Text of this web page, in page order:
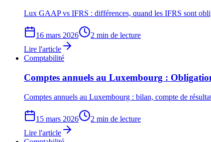
Lux GAAP vs IFRS : différences, quand les IFRS sont
16 mars 2026
2 min de lecture
Lire l'article
Comptabilité
Comptes annuels au Luxembourg :
Comptes annuels au Luxembourg : bilan, compte de
15 mars 2026
2 min de lecture
Lire l'article